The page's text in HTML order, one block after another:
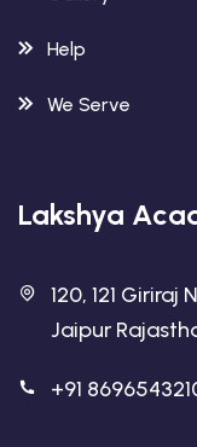
Help
We Serve
Lakshya
120, 121
Jaipur
+91